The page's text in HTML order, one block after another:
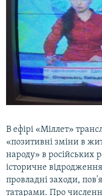
В ефірі «Міллет»
«позитивні зміни в
народу» в російських
історичне
провладні заходи,
татарами. Про